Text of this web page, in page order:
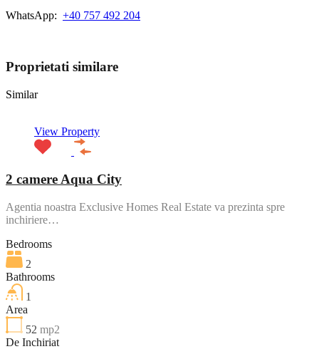
WhatsApp: +40 757 492 204
Proprietati similare
Similar
View Property
2 camere Aqua City
Agentia noastra Exclusive Homes Real Estate va prezinta spre
inchiriere…
Bedrooms
2
Bathrooms
1
Area
52 mp2
De Inchiriat